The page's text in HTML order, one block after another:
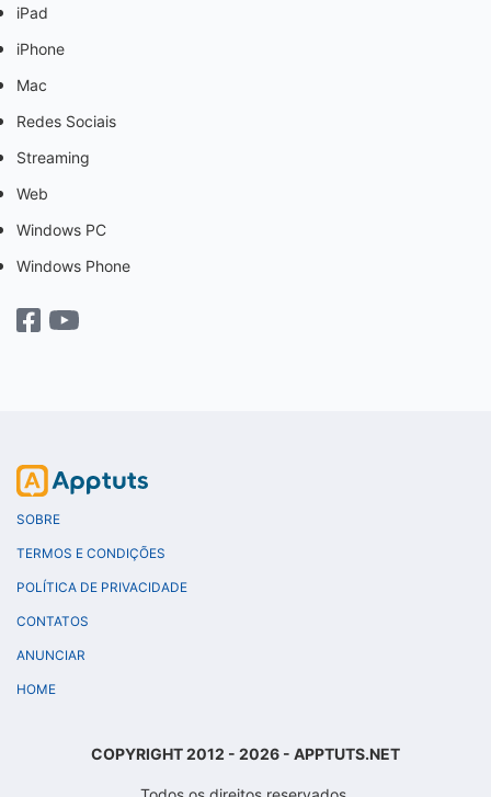
iPad
iPhone
Mac
Redes Sociais
Streaming
Web
Windows PC
Windows Phone
SOBRE
TERMOS E CONDIÇÕES
POLÍTICA DE PRIVACIDADE
CONTATOS
ANUNCIAR
HOME
COPYRIGHT 2012 - 2026 - APPTUTS.NET